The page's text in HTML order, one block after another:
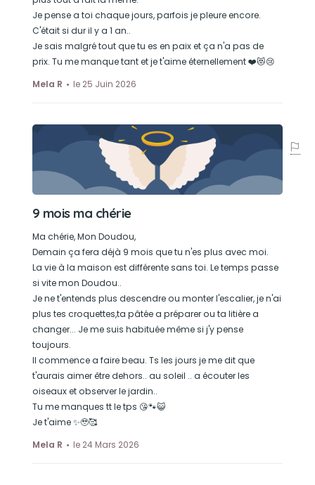
Je pense a toi chaque jours, parfois je pleure encore.
C'était si dur il y a 1 an..
Je sais malgré tout que tu es en paix et ça n'a pas de
prix. Tu me manque tant et je t'aime éternellement ❤️😻😢
Mela R
le 25 Juin 2026
9 mois ma chérie
Ma chérie, Mon Doudou,
Demain ça fera déjà 9 mois que tu n'es plus avec moi.
La vie à la maison est différente sans toi. Le temps passe
si vite mon Doudou..
Je ne t'entends plus descendre ou monter l'escalier, je n'ai
plus tes croquettes,ta pâtée a préparer ou ta litière a
changer... Je me suis habituée même si j'y pense
toujours.
Il commence a faire beau. Ts les jours je me dit que
t'aurais aimer être dehors.. au soleil .. a écouter les
oiseaux et observer le jardin..
Tu me manques tt le tps 😘🐾😺
Je t'aime ✨🥹🥰
Mela R
le 24 Mars 2026